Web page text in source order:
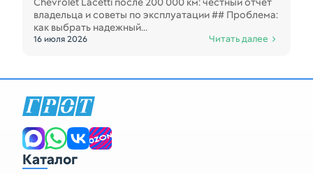
владельца и советы по эксплуатации ## Проблема:
как выбрать надежный...
16 июля 2026 Читать далее
Каталог